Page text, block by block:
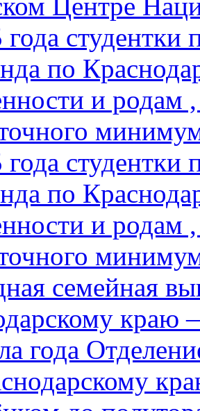
студентки
по
и родам
студентки
по
и родам
семейная
краю
года